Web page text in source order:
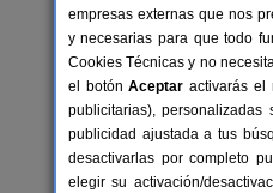
El Molinet del
Guadalest
empresas externas que nos
y necesarias para que todo
Cookies Técnicas y no
el botónAceptar activarás el
publicitarias),
publicidad ajustada a tus
desactivarlas por completo
elegir su activación/